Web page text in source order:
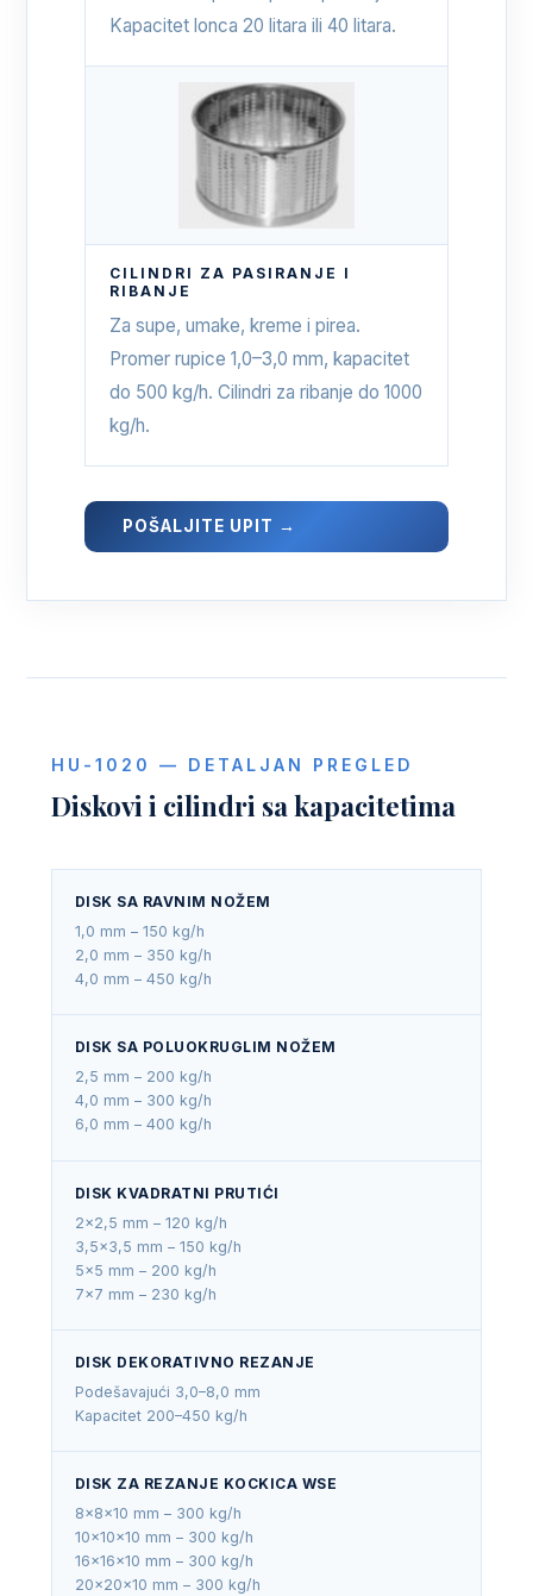
Kapacitet lonca 20 litara ili 40 litara.
CILINDRI ZA PASIRANJE I
RIBANJE
Za supe, umake, kreme i pirea.
Promer rupice 1,0–3,0 mm, kapacitet
do 500 kg/h. Cilindri za ribanje do 1000
kg/h.
POŠALJITE UPIT →
HU-1020 — DETALJAN PREGLED
Diskovi i cilindri sa kapacitetima
DISK SA RAVNIM NOŽEM
1,0 mm – 150 kg/h
2,0 mm – 350 kg/h
4,0 mm – 450 kg/h
DISK SA POLUOKRUGLIM NOŽEM
2,5 mm – 200 kg/h
4,0 mm – 300 kg/h
6,0 mm – 400 kg/h
DISK KVADRATNI PRUTIĆI
2×2,5 mm – 120 kg/h
3,5×3,5 mm – 150 kg/h
5×5 mm – 200 kg/h
7×7 mm – 230 kg/h
DISK DEKORATIVNO REZANJE
Podešavajući 3,0–8,0 mm
Kapacitet 200–450 kg/h
DISK ZA REZANJE KOCKICA WSE
8×8×10 mm – 300 kg/h
10×10×10 mm – 300 kg/h
16×16×10 mm – 300 kg/h
20×20×10 mm – 300 kg/h